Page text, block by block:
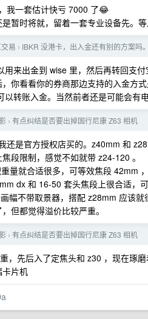
我一套估计快亏 7000 了😂
暂时将就，留着一套专业设备先。
易 › IBKR 没港卡，出入金还有别的方案吗。
来出金到 wise 里，然后再转回支
你看看你的券商那边支持的入金方
转账入金。当然前者还是可能会有
› 有点纠结是否要出掉国行尼康 Z63 相机
还是官方授权店买的。z40mm 和
段限制，感觉不如就带 z24-120 。
量就合适很多，可等效焦段 42mm
dx 和 16-50 套头焦段上很合适，
幅不带取景器，搭配 z28mm 应该就
但都觉得溢价比较严重。
› 有点纠结是否要出掉国行尼康 Z63 相机
，先后入了定焦头和 z30 ，现在琢
片机